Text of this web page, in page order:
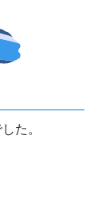
た。